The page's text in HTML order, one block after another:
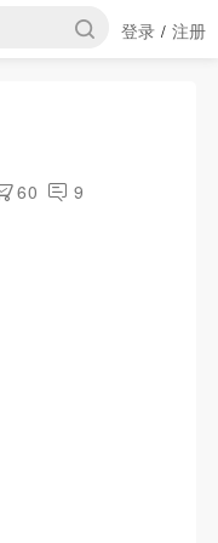
登录 / 注册
60 9